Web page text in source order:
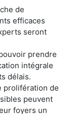
de
efficaces
seront
prendre
intégrale
délais.
prolifération de
peuvent
foyers un